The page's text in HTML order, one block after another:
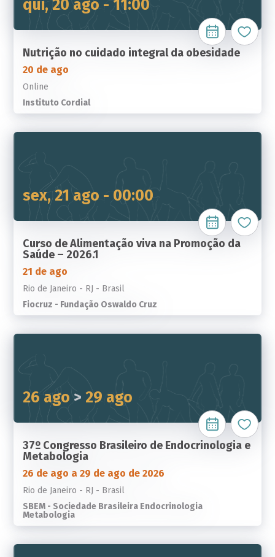
qui, 20 ago - 11:00
Nutrição no cuidado integral da obesidade
20 de ago
Online
Instituto Cordial
sex, 21 ago - 00:00
Curso de Alimentação viva na Promoção da
Saúde – 2026.1
21 de ago
Rio de Janeiro - RJ - Brasil
Fiocruz - Fundação Oswaldo Cruz
26 ago> 29 ago
37º Congresso Brasileiro de Endocrinologia e
Metabologia
26 de ago a 29 de ago de 2026
Rio de Janeiro - RJ - Brasil
SBEM - Sociedade Brasileira Endocrinologia
Metabologia